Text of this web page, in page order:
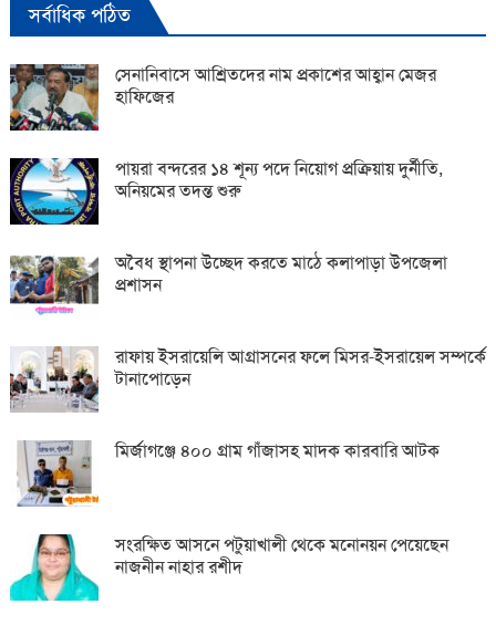
সর্বাধিক পঠিত
সেনানিবাসে আশ্রিতদের নাম প্রকাশের আহ্বান মেজর
হাফিজের
পায়রা বন্দরের ১৪ শূন্য পদে নিয়োগ প্রক্রিয়ায় দুর্নীতি,
অনিয়মের তদন্ত শুরু
অবৈধ স্থাপনা উচ্ছেদ করতে মাঠে কলাপাড়া উপজেলা
প্রশাসন
রাফায় ইসরায়েলি আগ্রাসনের ফলে মিসর-ইসরায়েল সম্পর্কে
টানাপোড়েন
মির্জাগঞ্জে ৪০০ গ্রাম গাঁজাসহ মাদক কারবারি আটক
সংরক্ষিত আসনে পটুয়াখালী থেকে মনোনয়ন পেয়েছেন
নাজনীন নাহার রশীদ